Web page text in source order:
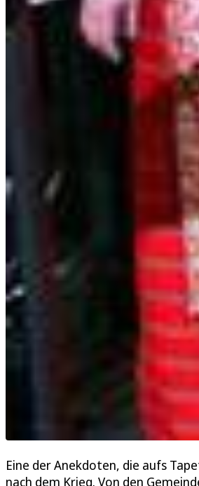
Eine der Anekdoten, die aufs
nach dem Krieg. Von den